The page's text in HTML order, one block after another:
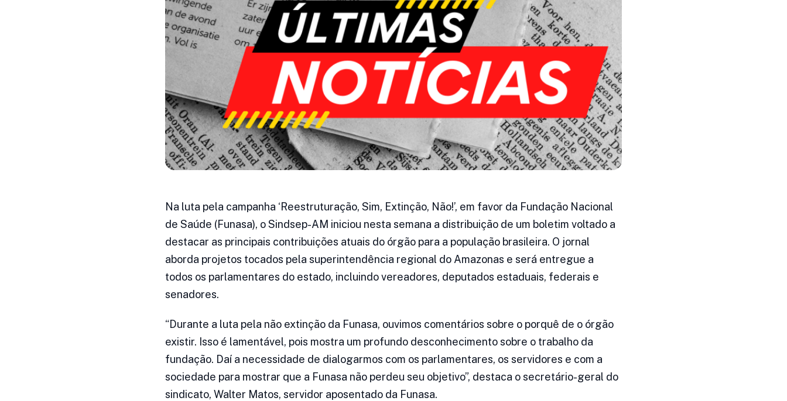
Na luta pela campanha ‘Reestruturação, Sim, Extinção, Não!’, em favor da Fundação Nacional
de Saúde (Funasa), o Sindsep-AM iniciou nesta semana a distribuição de um boletim voltado a
destacar as principais contribuições atuais do órgão para a população brasileira. O jornal
aborda projetos tocados pela superintendência regional do Amazonas e será entregue a
todos os parlamentares do estado, incluindo vereadores, deputados estaduais, federais e
senadores.
“Durante a luta pela não extinção da Funasa, ouvimos comentários sobre o porquê de o órgão
existir. Isso é lamentável, pois mostra um profundo desconhecimento sobre o trabalho da
fundação. Daí a necessidade de dialogarmos com os parlamentares, os servidores e com a
sociedade para mostrar que a Funasa não perdeu seu objetivo”, destaca o secretário-geral do
sindicato, Walter Matos, servidor aposentado da Funasa.